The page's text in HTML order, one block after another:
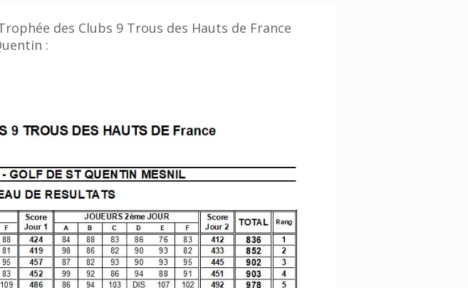
des Clubs 9 Trous des Hauts de France
: